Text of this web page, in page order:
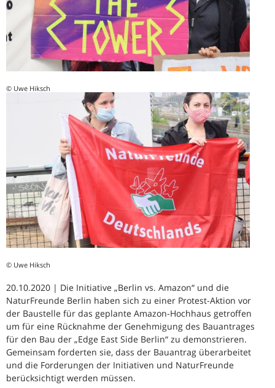
© Uwe Hiksch
© Uwe Hiksch
20.10.2020 | Die Initiative „Berlin vs. Amazon“ und die
NaturFreunde Berlin haben sich zu einer Protest-Aktion vor
der Baustelle für das geplante Amazon-Hochhaus getroffen
um für eine Rücknahme der Genehmigung des Bauantrages
für den Bau der „Edge East Side Berlin“ zu demonstrieren.
Gemeinsam forderten sie, dass der Bauantrag überarbeitet
und die Forderungen der Initiativen und NaturFreunde
berücksichtigt werden müssen.